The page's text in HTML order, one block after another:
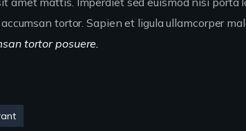
tortor. Sapien et ligula ullamcorper
tortor posuere.